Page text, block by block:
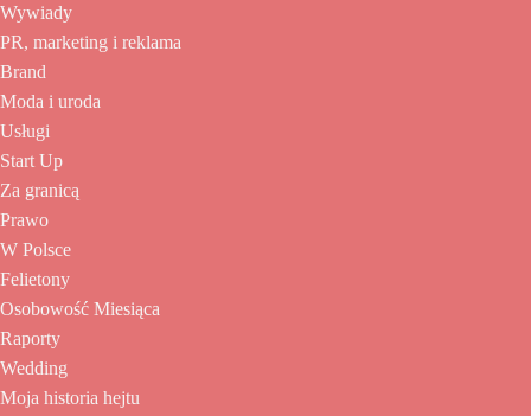
Wywiady
PR, marketing i reklama
Brand
Moda i uroda
Usługi
Start Up
Za granicą
Prawo
W Polsce
Felietony
Osobowość Miesiąca
Raporty
Wedding
Moja historia hejtu